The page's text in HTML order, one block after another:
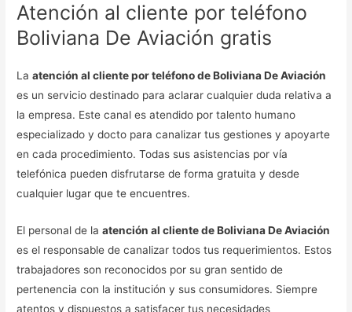
Atención al cliente por teléfono
Boliviana De Aviación gratis
Laatención al cliente por teléfono de Boliviana De Aviación
es un servicio destinado para aclarar cualquier duda relativa a
la empresa. Este canal es atendido por talento humano
especializado y docto para canalizar tus gestiones y apoyarte
en cada procedimiento. Todas sus asistencias por vía
telefónica pueden disfrutarse de forma gratuita y desde
cualquier lugar que te encuentres.
El personal de laatención al cliente de Boliviana De Aviación
es el responsable de canalizar todos tus requerimientos. Estos
trabajadores son reconocidos por su gran sentido de
pertenencia con la institución y sus consumidores. Siempre
atentos y dispuestos a satisfacer tus necesidades